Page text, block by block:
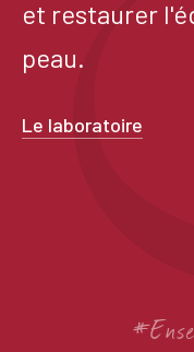
et restaurer
peau.
Le laboratoire